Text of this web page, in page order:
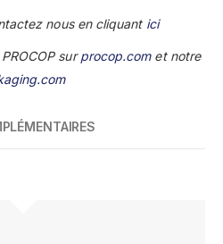
nous en cliquant ici
surprocop.comet notre